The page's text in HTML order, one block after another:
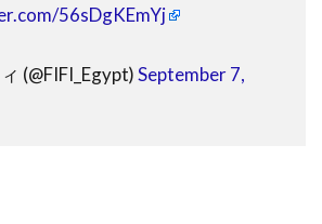
56sDgKEmYj
(@FIFI_Egypt)September 7,